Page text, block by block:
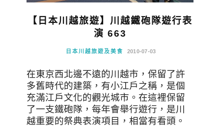
【日本川越旅遊】川越鐵砲隊遊行表
演 663
日本川越旅遊及美食 2010-07-03
在東京西北邊不遠的川越市，保留了許
多舊時代的建築，有小江戶之稱，是個
充滿江戶文化的觀光城市。在這裡保留
了一支鐵砲隊，每年會舉行遊行，是川
越重要的祭典表演項目，相當有看頭。